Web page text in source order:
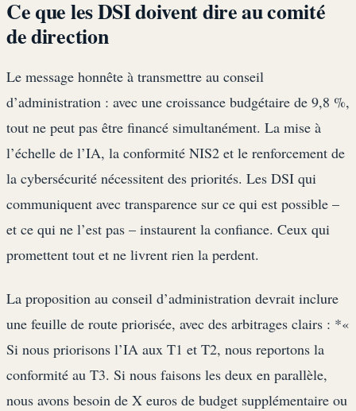
Ce que les DSI doivent dire au comité
de direction
Le message honnête à transmettre au conseil
d’administration : avec une croissance budgétaire de 9,8 %,
tout ne peut pas être financé simultanément. La mise à
l’échelle de l’IA, la conformité NIS2 et le renforcement de
la cybersécurité nécessitent des priorités. Les DSI qui
communiquent avec transparence sur ce qui est possible –
et ce qui ne l’est pas – instaurent la confiance. Ceux qui
promettent tout et ne livrent rien la perdent.
La proposition au conseil d’administration devrait inclure
une feuille de route priorisée, avec des arbitrages clairs : *«
Si nous priorisons l’IA aux T1 et T2, nous reportons la
conformité au T3. Si nous faisons les deux en parallèle,
nous avons besoin de X euros de budget supplémentaire ou